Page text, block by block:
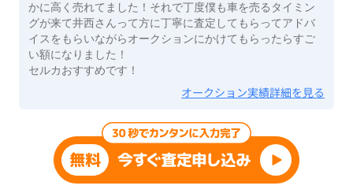
かに高く売れてました！それで丁度僕も車を売るタイミン
グが来て井西さんって方に丁寧に査定してもらってアドバ
イスをもらいながらオークションにかけてもらったらすご
い額になりました！
セルカおすすめです！
オークション実績詳細を見る